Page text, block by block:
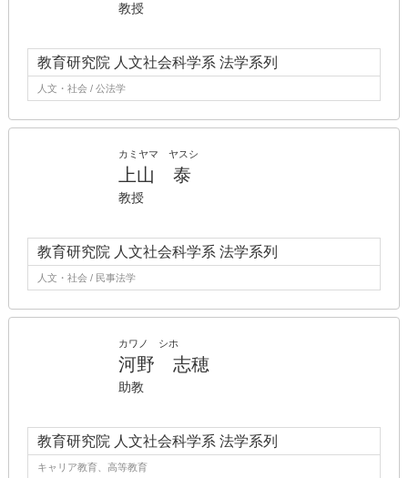
教授
教育研究院 人文社会科学系 法学系列
人文・社会 / 公法学
カミヤマ ヤスシ
上山 泰
教授
教育研究院 人文社会科学系 法学系列
人文・社会 / 民事法学
カワノ シホ
河野 志穂
助教
教育研究院 人文社会科学系 法学系列
キャリア教育、高等教育